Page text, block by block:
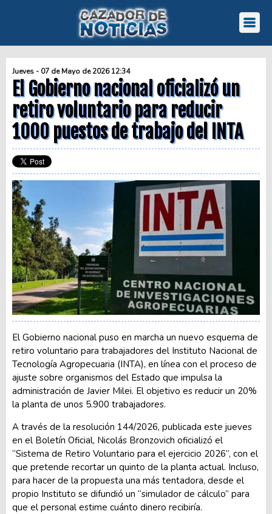
Jueves - 07 de Mayo de 2026 12:34
El Gobierno nacional oficializó un
retiro voluntario para reducir
1000 puestos de trabajo del INTA
El Gobierno nacional puso en marcha un nuevo esquema de
retiro voluntario para trabajadores del Instituto Nacional de
Tecnología Agropecuaria (INTA), en línea con el proceso de
ajuste sobre organismos del Estado que impulsa la
administración de Javier Milei. El objetivo es reducir un 20%
la planta de unos 5.900 trabajadores.
A través de la resolución 144/2026, publicada este jueves
en el Boletín Oficial, Nicolás Bronzovich oficializó el
“Sistema de Retiro Voluntario para el ejercicio 2026”, con el
que pretende recortar un quinto de la planta actual. Incluso,
para hacer de la propuesta una más tentadora, desde el
propio Instituto se difundió un “simulador de cálculo” para
que el personal estime cuánto dinero recibiría.